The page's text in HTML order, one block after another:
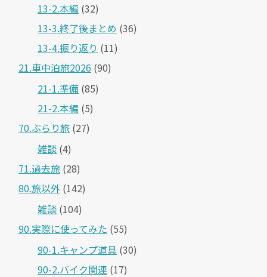
13-2.本編 (32)
13-3.終了後まとめ (36)
13-4.振り返り (11)
21.車中泊旅2026 (90)
21-1.準備 (85)
21-2.本編 (5)
70.ぶらり旅 (27)
雑談 (4)
71.過去旅 (28)
80.旅以外 (142)
雑談 (104)
90.実際に使ってみた (55)
90-1.キャンプ道具 (30)
90-2.バイク関連 (17)